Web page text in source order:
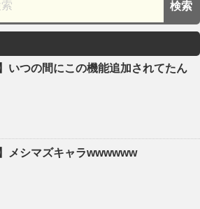
いつの間にこの機能追加されてたん
メシマズキャラwwwwww